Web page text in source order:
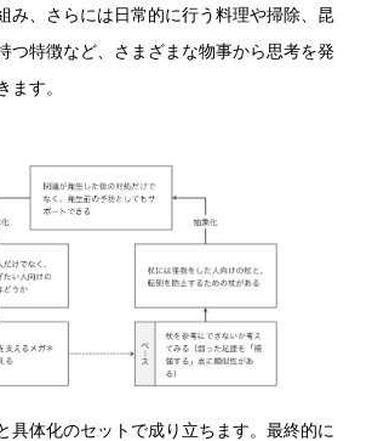
み、さらには日常的に行う料理や掃除、昆
つ特徴など、さまざまな物事から思考を発
ます。
具体化のセットで成り立ちます。最終的に